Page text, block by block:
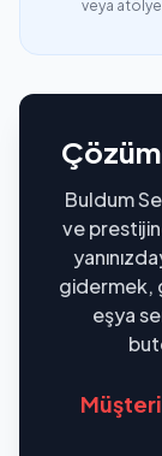
veya
Buldum
ve
gidermek,
eşya